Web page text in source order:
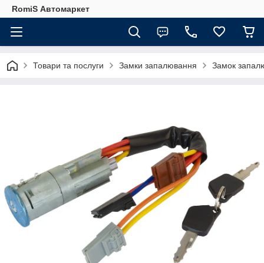
RomiS Автомаркет
Товари та послуги Замки запалювання Замок